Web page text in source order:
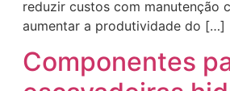
reduzir custos com manutenção
aumentar a produtividade do […]
Componentes